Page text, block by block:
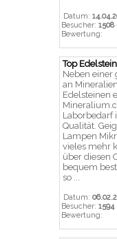
Datum:
Besucher: 1508
Bewertung:
Top
Neben einer
an
Edelsteinen
Laborbedarf
Qualität.
Lampen
vieles mehr
über diesen
bequem
so ...
Datum:
Besucher: 1594
Bewertung: